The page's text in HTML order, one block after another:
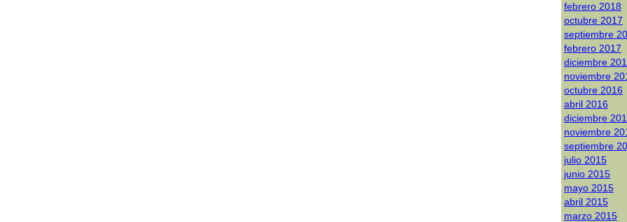
febrero 2018
octubre 2017
septiembre
febrero 2017
diciembre
noviembre
octubre 2016
abril 2016
diciembre
noviembre
septiembre
julio 2015
junio 2015
mayo 2015
abril 2015
marzo 2015